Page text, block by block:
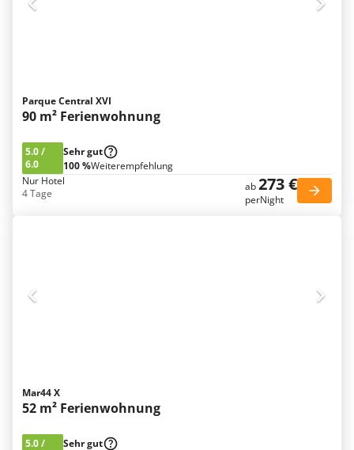
Parque Central XVI
90 m² Ferienwohnung
5.0/
6.0
Sehr gut
100 %Weiterempfehlung
Nur Hotel
4 Tage
ab273 €
perNight
Mar44 X
52 m² Ferienwohnung
5.0/
Sehr gut